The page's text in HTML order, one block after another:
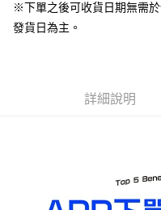
※下單之後可收貨日期無需
發貨日為主。
詳細說明